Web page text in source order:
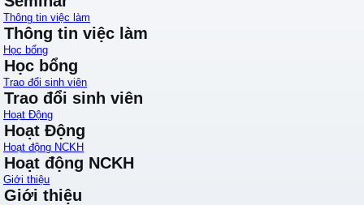
Thông tin việc làm
Thông tin việc làm
Học bổng
Học bổng
Trao đổi sinh viên
Trao đổi sinh viên
Hoạt Động
Hoạt Động
Hoạt động NCKH
Hoạt động NCKH
Giới thiệu
Giới thiệu